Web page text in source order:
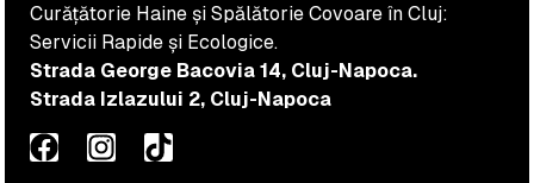
Curățătorie Haine și Spălătorie Covoare în Cluj:
Servicii Rapide și Ecologice.
Strada George Bacovia 14, Cluj-Napoca.
Strada Izlazului 2, Cluj-Napoca